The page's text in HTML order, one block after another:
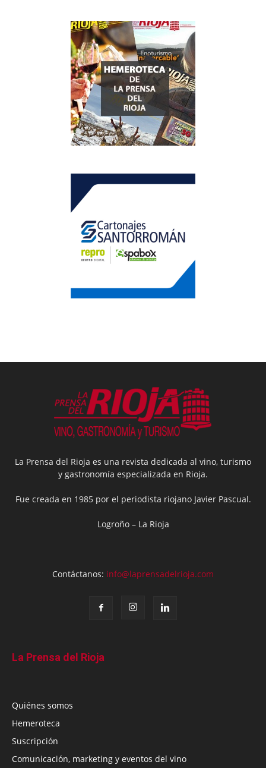
La Prensa del Rioja es una revista dedicada al vino, turismo
y gastronomía especializada en Rioja.
Fue creada en 1985 por el periodista riojano Javier Pascual.
Logroño – La Rioja
Contáctanos: info@laprensadelrioja.com
La Prensa del Rioja
Quiénes somos
Hemeroteca
Suscripción
Comunicación, marketing y eventos del vino